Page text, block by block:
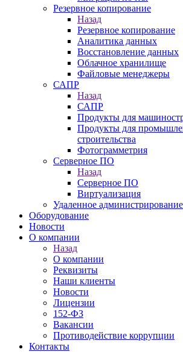
Резервное копирование
Назад
Резервное копирование
Аналитика данных
Восстановление данных
Облачное хранилище
Файловые менеджеры
САПР
Назад
САПР
Продукты для
Продукты для
строительства
Фотограмметрия
Серверное ПО
Назад
Серверное ПО
Виртуализация
Удаленное администрирование
Оборудование
Новости
О компании
Назад
О компании
Реквизиты
Наши клиенты
Новости
Лицензии
152-ФЗ
Вакансии
Противодействие коррупции
Контакты